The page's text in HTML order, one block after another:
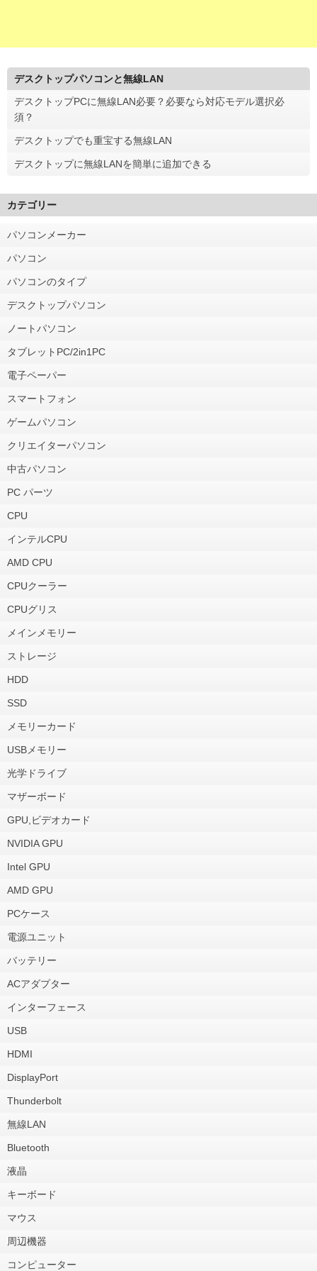
デスクトップパソコンと無線LAN
デスクトップPCに無線LAN必要？必要なら対応モデル選択必
須？
デスクトップでも重宝する無線LAN
デスクトップに無線LANを簡単に追加できる
カテゴリー
パソコンメーカー
パソコン
パソコンのタイプ
デスクトップパソコン
ノートパソコン
タブレットPC/2in1PC
電子ペーパー
スマートフォン
ゲームパソコン
クリエイターパソコン
中古パソコン
PC パーツ
CPU
インテルCPU
AMD CPU
CPUクーラー
CPUグリス
メインメモリー
ストレージ
HDD
SSD
メモリーカード
USBメモリー
光学ドライブ
マザーボード
GPU,ビデオカード
NVIDIA GPU
Intel GPU
AMD GPU
PCケース
電源ユニット
バッテリー
ACアダプター
インターフェース
USB
HDMI
DisplayPort
Thunderbolt
無線LAN
Bluetooth
液晶
キーボード
マウス
周辺機器
コンピューター